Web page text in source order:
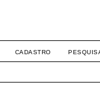
CADASTRO